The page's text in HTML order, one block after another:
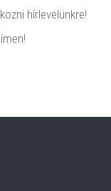
hírlevelünkre!